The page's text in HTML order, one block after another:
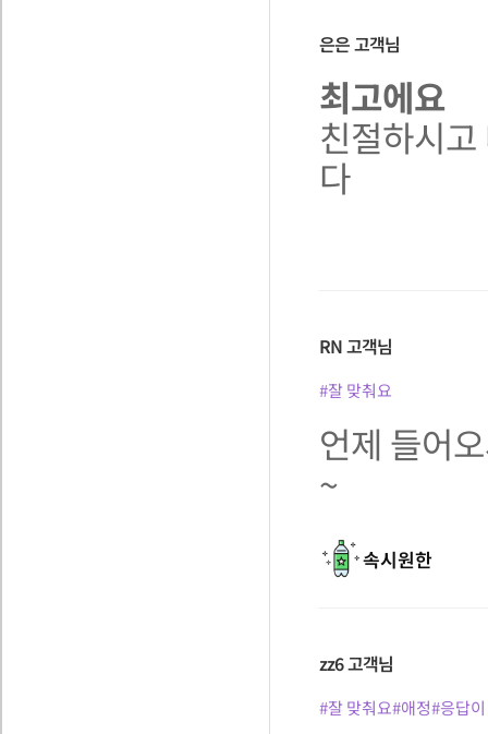
은은고객님
최고에요
친절하시
다
RN고객님
#잘 맞춰요
언제 들어
~
속시원한
zz6고객님
#잘 맞춰요#애정#응답